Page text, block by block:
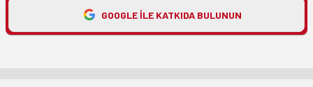
GOOGLE ILE KATKIDA BULUNUN